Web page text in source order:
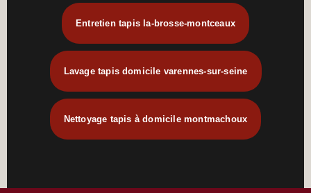
Entretien tapis la-brosse-montceaux
Lavage tapis domicile varennes-sur-seine
Nettoyage tapis à domicile montmachoux